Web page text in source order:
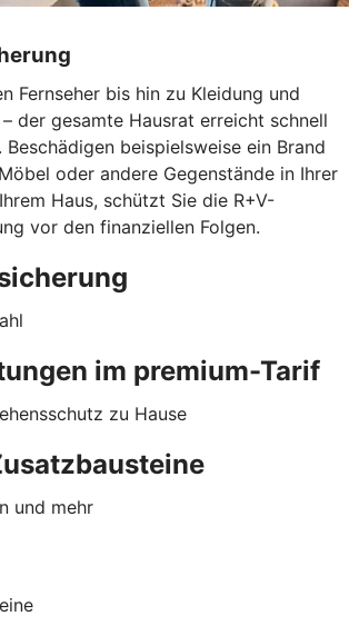
Fernseher bis hin zu Kleidung und
der gesamte Hausrat erreicht schnell
Beschädigen beispielsweise ein Brand
oder andere Gegenstände in Ihrer
Haus, schützt Sie die R+V-
vor den finanziellen Folgen.
im premium-Tarif
zu Hause
und mehr